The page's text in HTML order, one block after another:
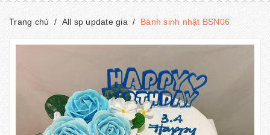
Trang chủ / All sp update gia / Bánh sinh nhật BSN06